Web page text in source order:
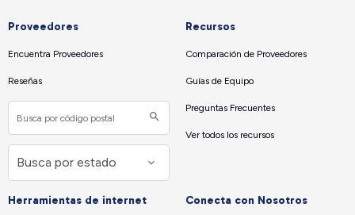
Proveedores
Encuentra Proveedores
Reseñas
Recursos
Comparación de Proveedores
Guías de Equipo
Preguntas Frecuentes
Ver todos los recursos
Herramientas de internet Conecta con Nosotros